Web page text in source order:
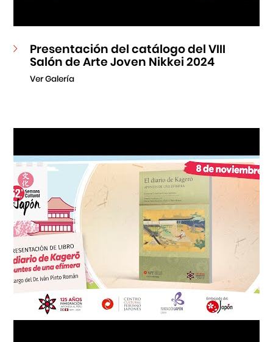
Presentación del catálogo del VIII
Salón de Arte Joven Nikkei 2024
Ver Galería